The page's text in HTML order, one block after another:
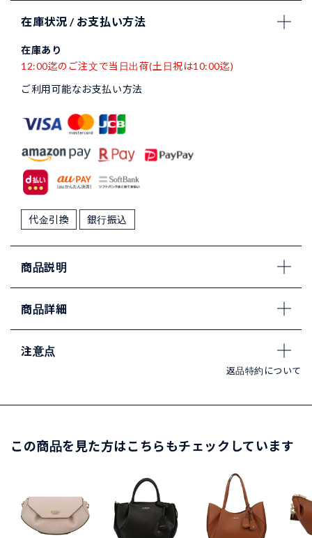
在庫状況 / お支払い方法
在庫あり
12:00迄のご注文で当日出荷(土日祝は10:00迄)
ご利用可能なお支払い方法
代金引換 銀行振込
商品説明
商品詳細
注意点
返品特約について
この商品を見た方はこちらもチェックしています